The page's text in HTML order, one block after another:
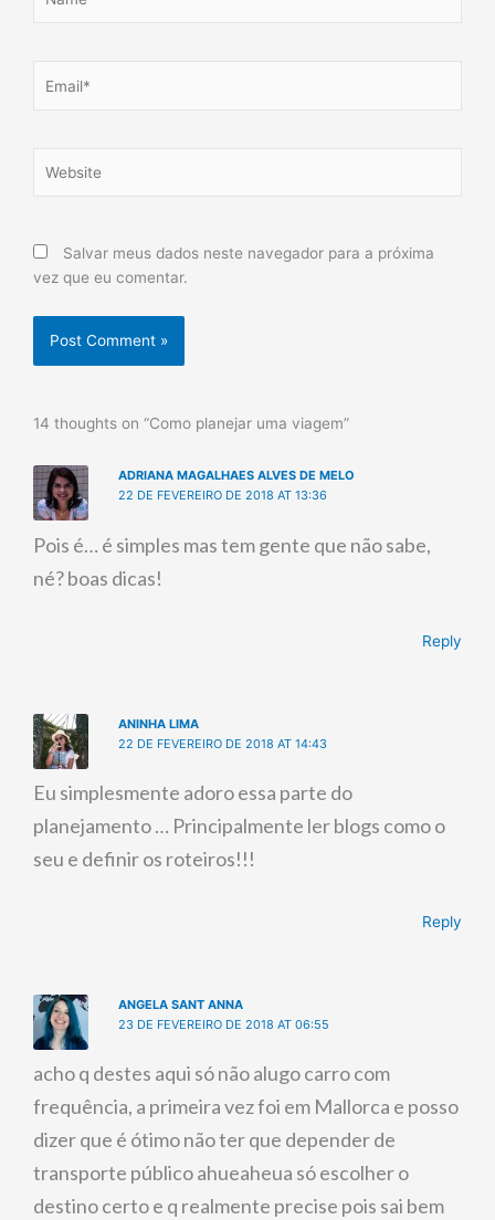
Salvar meus dados neste navegador para a próxima
vez que eu comentar.
14 thoughts on “Como planejar uma viagem”
ADRIANA MAGALHAES ALVES DE MELO
22 DE FEVEREIRO DE 2018 AT 13:36
Pois é… é simples mas tem gente que não sabe,
né? boas dicas!
Reply
ANINHA LIMA
22 DE FEVEREIRO DE 2018 AT 14:43
Eu simplesmente adoro essa parte do
planejamento … Principalmente ler blogs como o
seu e definir os roteiros!!!
Reply
ANGELA SANT ANNA
23 DE FEVEREIRO DE 2018 AT 06:55
acho q destes aqui só não alugo carro com
frequência, a primeira vez foi em Mallorca e posso
dizer que é ótimo não ter que depender de
transporte público ahueaheua só escolher o
destino certo e q realmente precise pois sai bem